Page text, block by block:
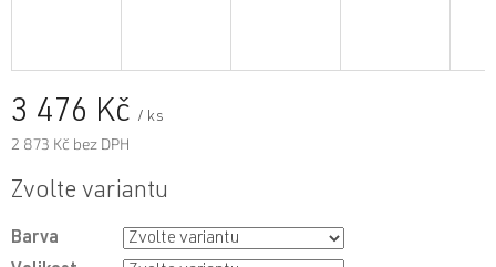
3 476 Kč / ks
2 873 Kč bez DPH
Měrná
Zvolte variantu
Barva